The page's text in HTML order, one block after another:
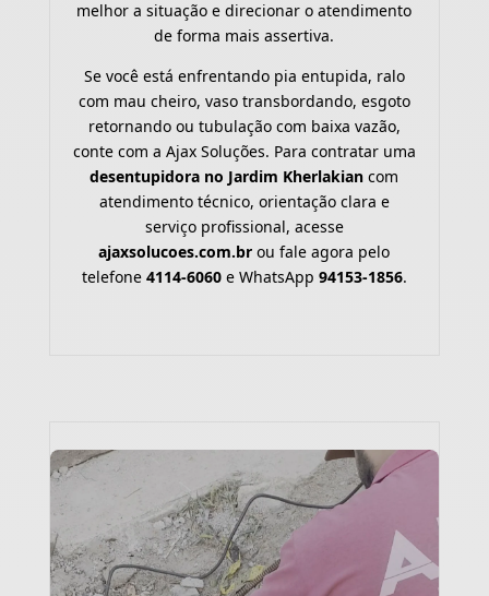
melhor a situação e direcionar o atendimento
de forma mais assertiva.
Se você está enfrentando pia entupida, ralo
com mau cheiro, vaso transbordando, esgoto
retornando ou tubulação com baixa vazão,
conte com a Ajax Soluções. Para contratar uma
desentupidora no Jardim Kherlakian com
atendimento técnico, orientação clara e
serviço profissional, acesse
ajaxsolucoes.com.br ou fale agora pelo
telefone 4114-6060e WhatsApp 94153-1856.